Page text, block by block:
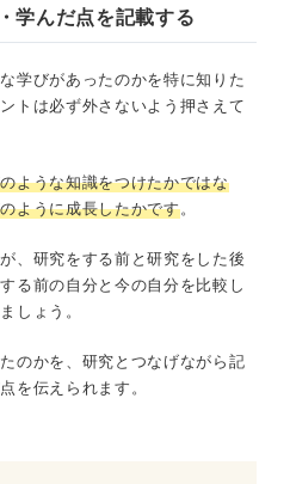
学んだ点を記載する
学びがあったのかを特に知りた
トは必ず外さないよう押さえて
ような知識をつけたかではな
ように成長したかです。
、研究をする前と研究をした後
る前の自分と今の自分を比較し
しょう。
のかを、研究とつなげながら記
を伝えられます。